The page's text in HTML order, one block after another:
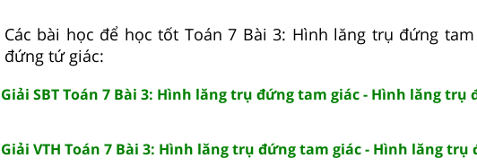
Các bài học để học tốt Toán 7 Bài 3: Hình lăng trụ đứng
đứng tứ giác:
Giải SBT Toán 7 Bài 3: Hình lăng trụ đứng tam giác - Hình lăng trụ
Giải VTH Toán 7 Bài 3: Hình lăng trụ đứng tam giác - Hình lăng trụ